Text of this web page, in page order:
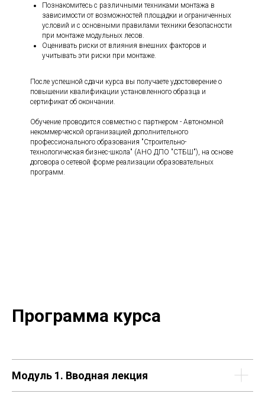
Познакомитесь с различными техниками монтажа в
зависимости от возможностей площадки и ограниченных
условий и с основными правилами техники безопасности
при монтаже модульных лесов.
Оценивать риски от влияния внешних факторов и
учитывать эти риски при монтаже.
После успешной сдачи курса вы получаете удостоверение о
повышении квалификации установленного образца и
сертификат об окончании.
Обучение проводится совместно с партнером - Автономной
некоммерческой организацией дополнительного
профессионального образования "Строительно-
технологическая бизнес-школа" (АНО ДПО "СТБШ"), на основе
договора о сетевой форме реализации образовательных
программ.
Программа курса
Модуль 1. Вводная лекция